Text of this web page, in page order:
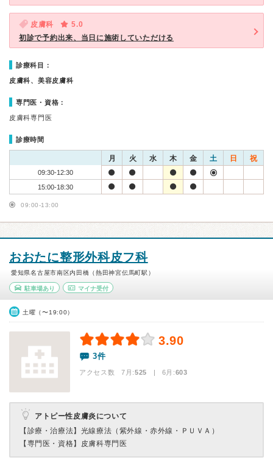
皮膚科
5.0
初診で予約出来、当日に施術していただける
診療科目：
皮膚科、美容皮膚科
専門医・資格：
皮膚科専門医
診療時間
月 火 水 木 金 土 日 祝
09:30-12:30
15:00-18:30
09:00-13:00
おおたに整形外科皮フ科
愛知県名古屋市南区内田橋（熱田神宮伝馬町駅）
駐車場あり マイナ受付
土曜（〜19:00）
3.90
3件
アクセス数 7月:525 | 6月:603
アトピー性皮膚炎について
【診療・治療法】 光線療法（紫外線・赤外線・ＰＵＶＡ）
【専門医・資格】 皮膚科専門医